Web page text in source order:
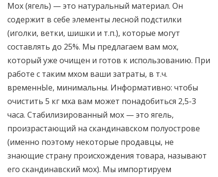
Мох (ягель) — это натуральный материал. Он
содержит в себе элементы лесной подстилки
(иголки, ветки, шишки и т.п.), которые могут
составлять до 25%. Мы предлагаем вам мох,
который уже очищен и готов к использованию. При
работе с таким мхом ваши затраты, в т.ч.
временнЫе, минимальны. Информативно: чтобы
очистить 5 кг мха вам может понадобиться 2,5-3
часа. Стабилизированный мох — это ягель,
произрастающий на скандинавском полуострове
(именно поэтому некоторые продавцы, не
знающие страну происхождения товара, называют
его скандинавский мох). Мы импортируем